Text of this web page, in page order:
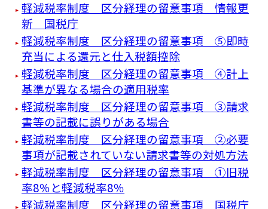
軽減税率制度 区分経理の留意事項 情報更
新 国税庁
軽減税率制度 区分経理の留意事項 ⑤即時
充当による還元と仕入税額控除
軽減税率制度 区分経理の留意事項 ④計上
基準が異なる場合の適用税率
軽減税率制度 区分経理の留意事項 ③請求
書等の記載に誤りがある場合
軽減税率制度 区分経理の留意事項 ②必要
事項が記載されていない請求書等の対処方法
軽減税率制度 区分経理の留意事項 ①旧税
率8％と軽減税率8％
軽減税率制度 区分経理の留意事項 国税庁